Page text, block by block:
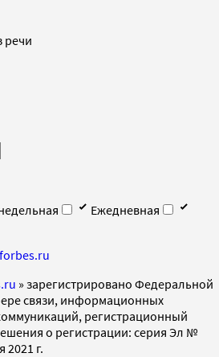
речи
Ежедневная
forbes.ru
» зарегистрировано Федеральной
связи, информационных
регистрационный
о регистрации: серия Эл №
2021 г.